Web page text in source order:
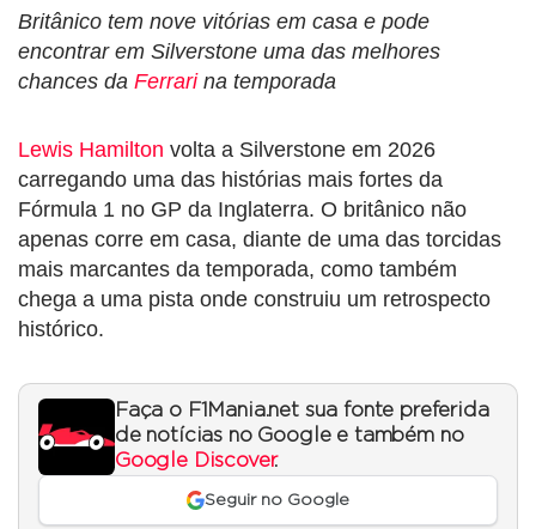
Britânico tem nove vitórias em casa e pode
encontrar em Silverstone uma das melhores
chances da Ferrarina temporada
Lewis Hamilton volta a Silverstone em 2026
carregando uma das histórias mais fortes da
Fórmula 1 no GP da Inglaterra. O britânico não
apenas corre em casa, diante de uma das torcidas
mais marcantes da temporada, como também
chega a uma pista onde construiu um retrospecto
histórico.
Faça o F1Mania.net sua fonte preferida
de notícias no Google e também no
Google Discover.
Seguir no Google